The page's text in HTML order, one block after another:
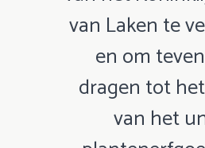
van Laken te
en om
dragen tot
van het